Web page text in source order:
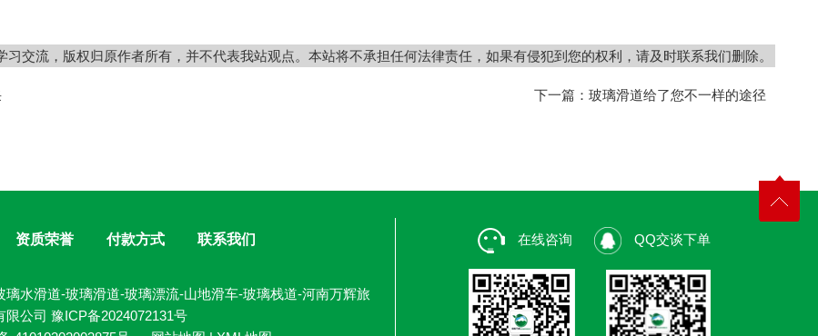
交流，版权归原作者所有，并不代表我站观点。本站将不承担任何法律责任，如果有侵犯到您的权利，请及时联系我们删除。
下一篇： 玻璃滑道给了您不一样的途径
资质荣誉 付款方式 联系我们
璃水滑道-玻璃滑道-玻璃漂流-山地滑车-玻璃栈道-河南万辉旅
限公司 豫ICP备2024072131号
在线咨询 QQ交谈下单